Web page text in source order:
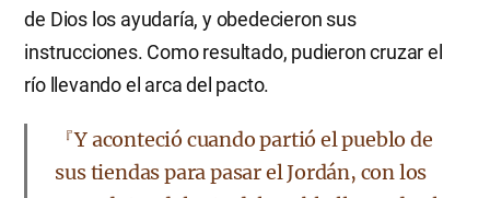
de Dios los ayudaría, y obedecieron sus
instrucciones. Como resultado, pudieron cruzar el
río llevando el arca del pacto.
『Y aconteció cuando partió el pueblo de
sus tiendas para pasar el Jordán, con los